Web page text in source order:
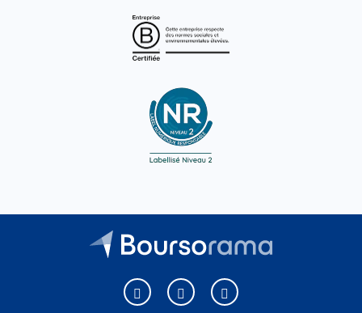
Boursorama sur Facebook
Boursorama sur XBoursorama sur